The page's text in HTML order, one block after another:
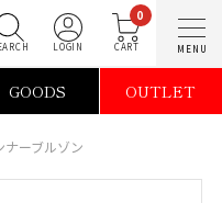
0
GOODS OUTLET
ナーブルゾン